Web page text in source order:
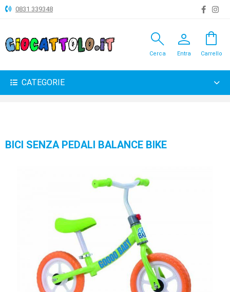
ANIMALI
BAMBOLE
SYLVANIAN
0831 339348
search
Cerca
person
Entra
shopping_bag
Carrello
CATEGORIE
BICI SENZA PEDALI BALANCE BIKE